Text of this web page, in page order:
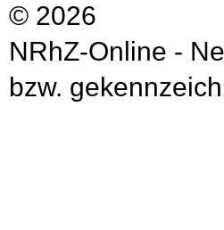
© 2026
NRhZ-Online -
bzw.